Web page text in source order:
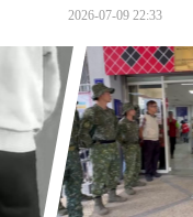
2026-07-09 22:33